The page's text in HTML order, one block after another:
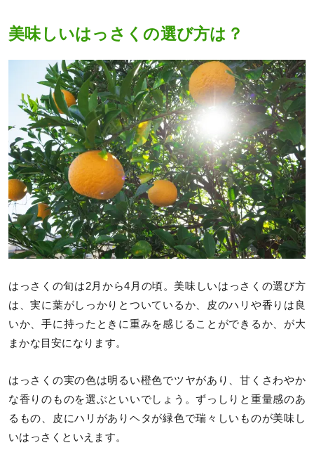
美味しいはっさくの選び方は？
はっさくの旬は2月から4月の頃。美味しいはっさくの選び方
は、実に葉がしっかりとついているか、皮のハリや香りは良
いか、手に持ったときに重みを感じることができるか、が大
まかな目安になります。
はっさくの実の色は明るい橙色でツヤがあり、甘くさわやか
な香りのものを選ぶといいでしょう。ずっしりと重量感のあ
るもの、皮にハリがありヘタが緑色で瑞々しいものが美味し
いはっさくといえます。